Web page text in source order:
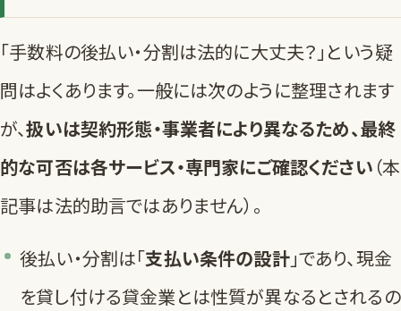
「手数料の後払い・分割は法的に大丈夫？」という疑
問はよくあります。一般には次のように整理されます
が、扱いは契約形態・事業者により異なるため、最終
的な可否は各サービス・専門家にご確認ください （本
記事は法的助言ではありません）。
後払い・分割は「支払い条件の設計」であり、現金
を貸し付ける貸金業とは性質が異なるとされるの